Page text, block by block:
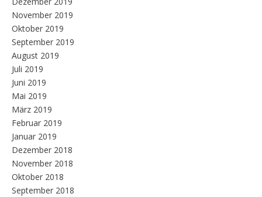
November 2019
Oktober 2019
September 2019
August 2019
Juli 2019
Juni 2019
Mai 2019
März 2019
Februar 2019
Januar 2019
Dezember 2018
November 2018
Oktober 2018
September 2018